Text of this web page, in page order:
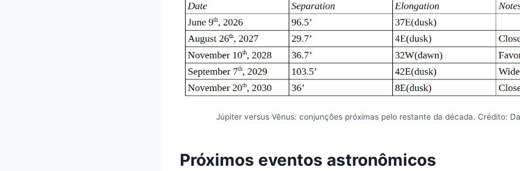
Júpiter versus Vênus: conjunções próximas pelo restante da década. Crédito:
Próximos eventos astronômicos